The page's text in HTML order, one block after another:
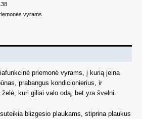
vyrams
priemonė vyrams, į kurią įeina
prabangus kondicionierius, ir
kuri giliai valo odą, bet yra švelni.
blizgesio plaukams, stiprina plaukus